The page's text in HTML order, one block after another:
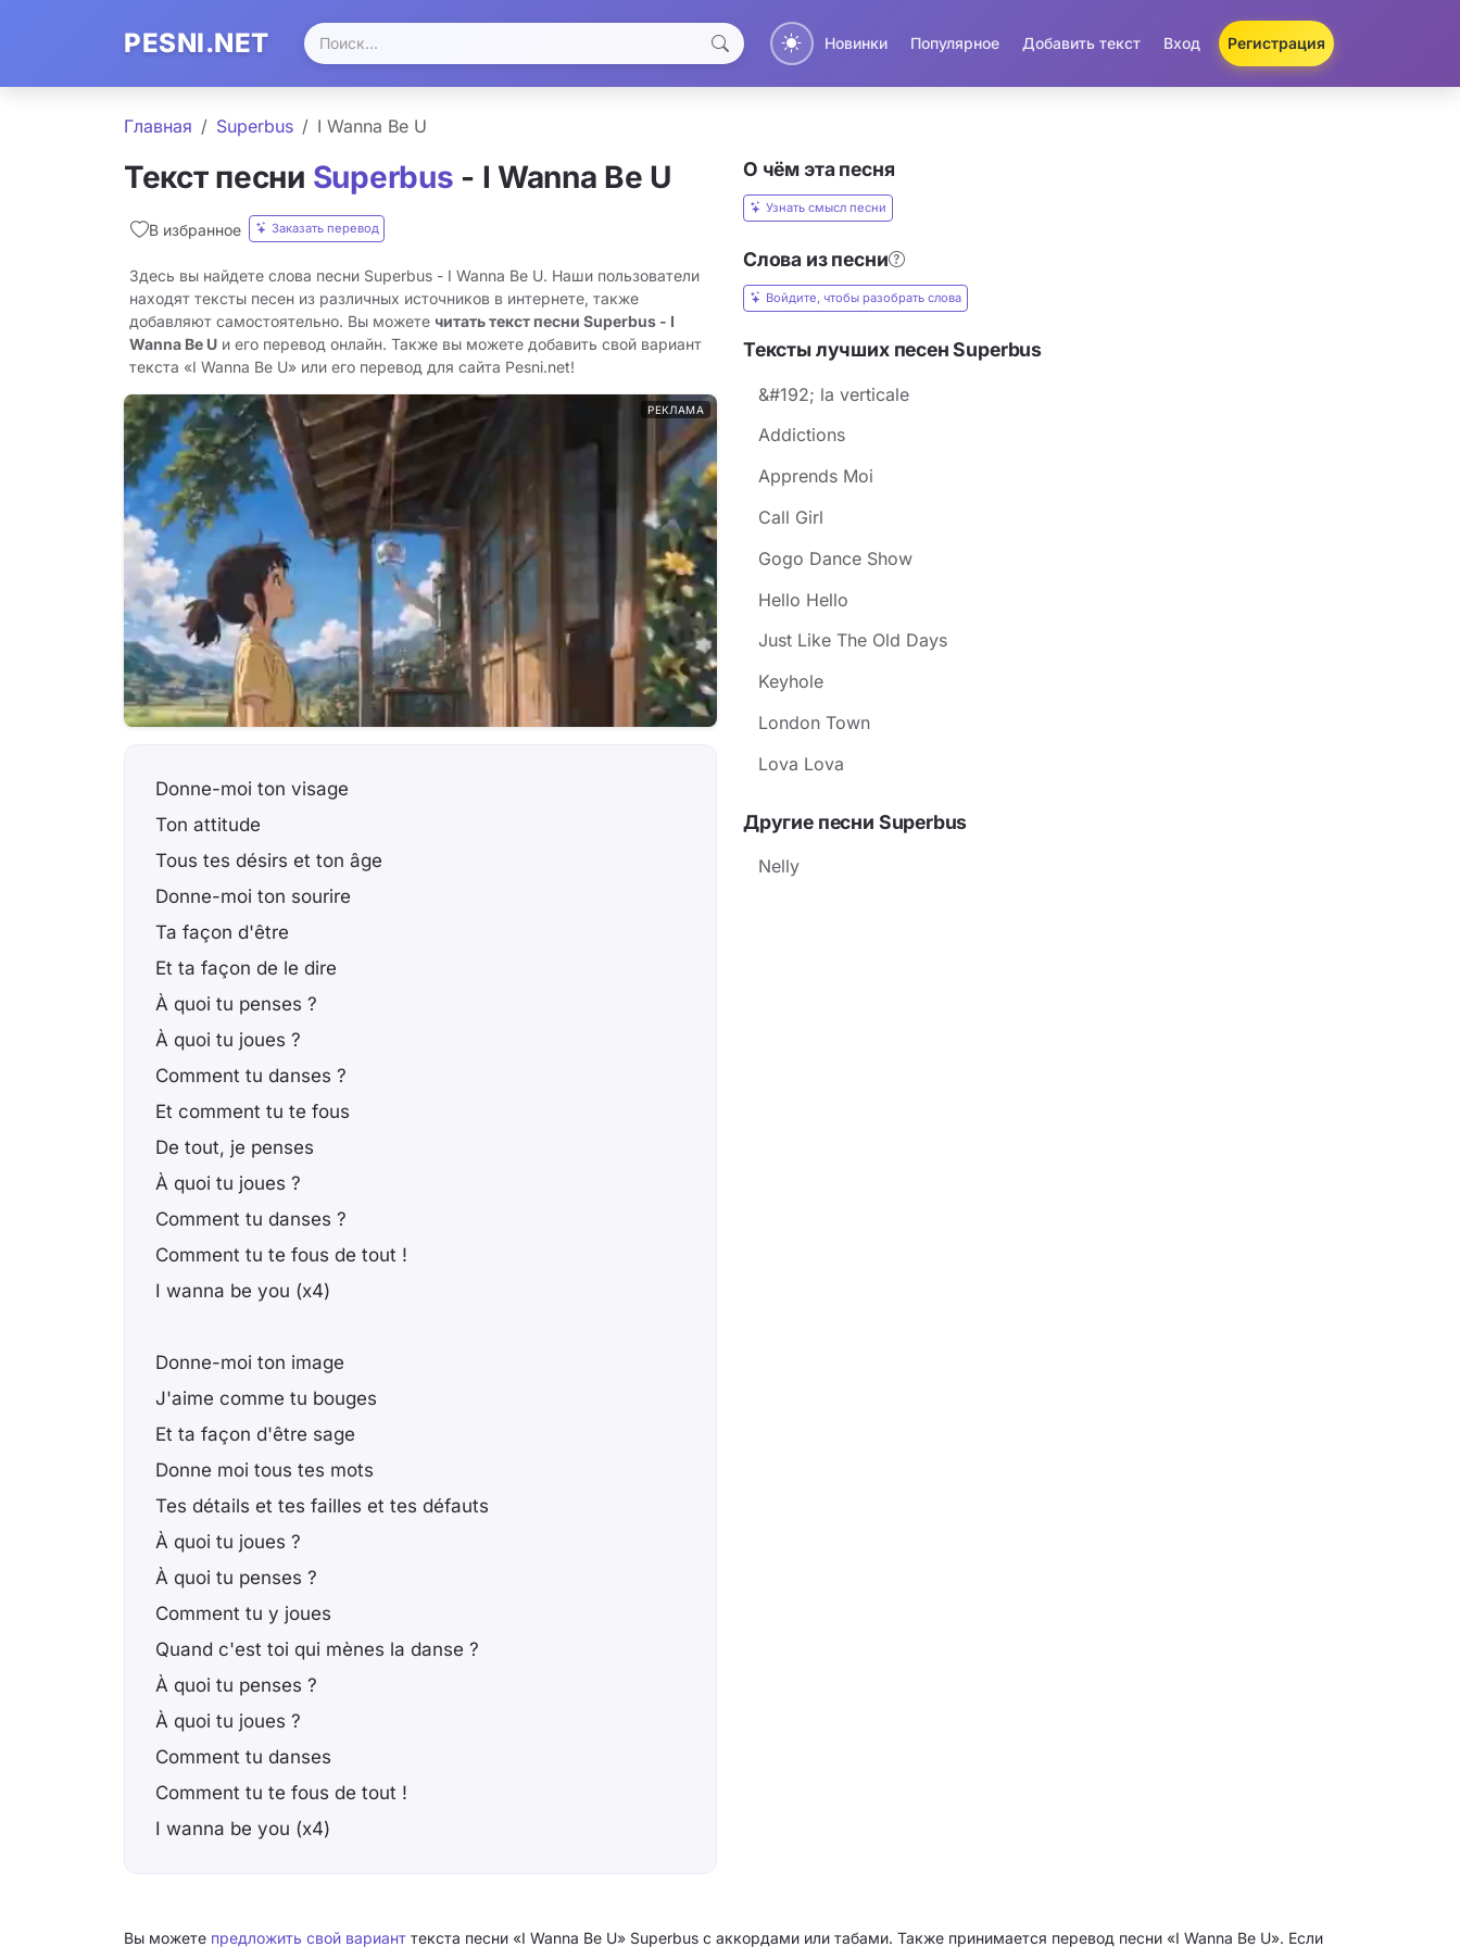
PESNI.NET Новинки Популярное Добавить текст Вход Регистрация
Главная Superbus I Wanna Be U
Текст песни Superbus - I Wanna Be U
В избранное Заказать перевод
Здесь вы найдете слова песни Superbus - I Wanna Be U. Наши пользователи
находят тексты песен из различных источников в интернете, также
добавляют самостоятельно. Вы можете читать текст песни Superbus - I
Wanna Be U и его перевод онлайн. Также вы можете добавить свой вариант
текста «I Wanna Be U» или его перевод для сайта Pesni.net!
РЕКЛАМА
Donne-moi ton visage
Ton attitude
Tous tes désirs et ton âge
Donne-moi ton sourire
Ta façon d'être
Et ta façon de le dire
À quoi tu penses ?
À quoi tu joues ?
Comment tu danses ?
Et comment tu te fous
De tout, je penses
À quoi tu joues ?
Comment tu danses ?
Comment tu te fous de tout !
I wanna be you (x4)
Donne-moi ton image
J'aime comme tu bouges
Et ta façon d'être sage
Donne moi tous tes mots
Tes détails et tes failles et tes défauts
À quoi tu joues ?
À quoi tu penses ?
Comment tu y joues
Quand c'est toi qui mènes la danse ?
À quoi tu penses ?
À quoi tu joues ?
Comment tu danses
Comment tu te fous de tout !
I wanna be you (x4)
О чём эта песня
Узнать смысл песни
Слова из песни
Войдите, чтобы разобрать слова
Тексты лучших песен Superbus
&#192; la verticale
Addictions
Apprends Moi
Call Girl
Gogo Dance Show
Hello Hello
Just Like The Old Days
Keyhole
London Town
Lova Lova
Другие песни Superbus
Nelly
Вы можете предложить свой вариант текста песни «I Wanna Be U» Superbus с аккордами или табами. Также принимается перевод песни «I Wanna Be U». Если